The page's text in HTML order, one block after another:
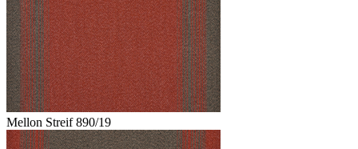
Mellon Streif 890/19